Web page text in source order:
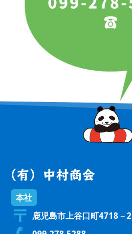
本社
鹿児島市上谷口町4718－2